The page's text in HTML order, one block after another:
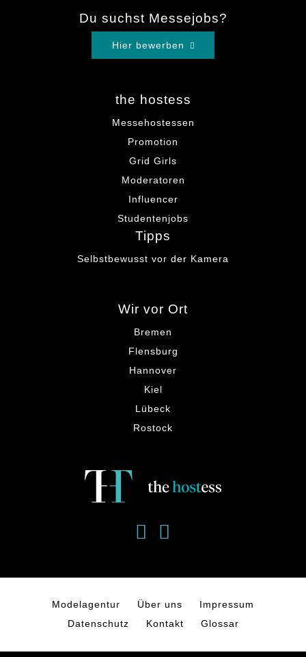
Du suchst Messejobs?
Hier bewerben
the hostess
Messehostessen
Promotion
Grid Girls
Moderatoren
Influencer
Studentenjobs
Tipps
Selbstbewusst vor der Kamera
Wir vor Ort
Bremen
Flensburg
Hannover
Kiel
Lübeck
Rostock
Modelagentur Über uns
Impressum
Datenschutz
Kontakt Glossar